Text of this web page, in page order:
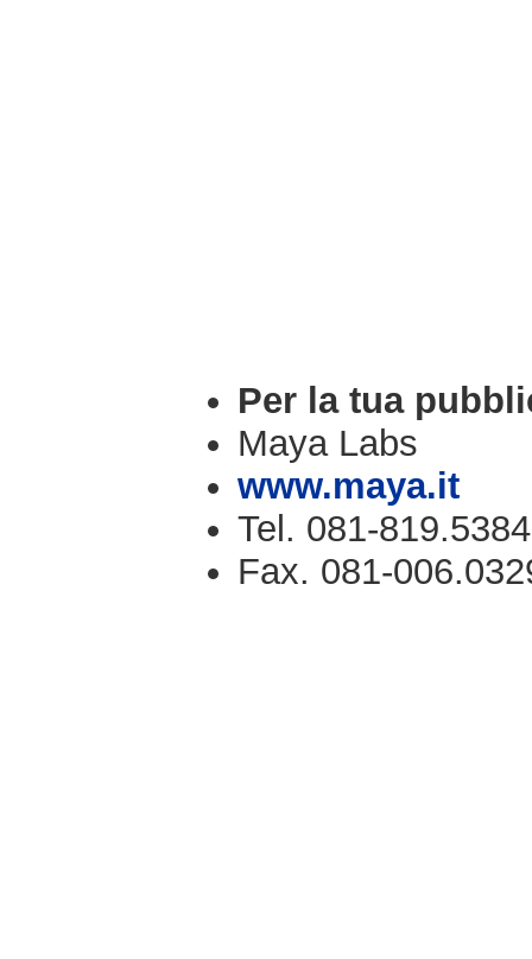
Per la tua
Maya Labs
www.maya.it
Tel. 081-819.5384
Fax. 081-